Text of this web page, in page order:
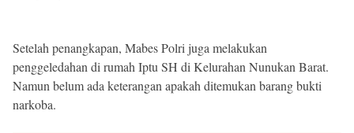
Setelah penangkapan, Mabes Polri juga melakukan
penggeledahan di rumah Iptu SH di Kelurahan Nunukan Barat.
Namun belum ada keterangan apakah ditemukan barang bukti
narkoba.